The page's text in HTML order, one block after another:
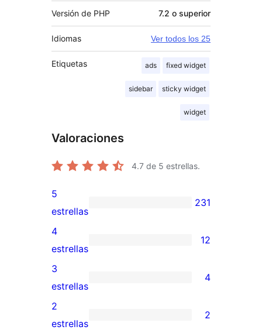
Versión de PHP 7.2 o superior
Idiomas Ver todos los 25
Etiquetas ads fixed widget
sidebar sticky widget
widget
Valoraciones
4.7 de 5 estrellas.
231
valoraciones
de
5
estrellas
5
estrellas
231
12
valoraciones
de
4
estrellas
4
estrellas
12
4
valoraciones
de
3
estrellas
4
2
2
estrellas
2